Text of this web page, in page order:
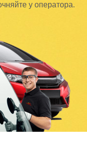
у оператора.